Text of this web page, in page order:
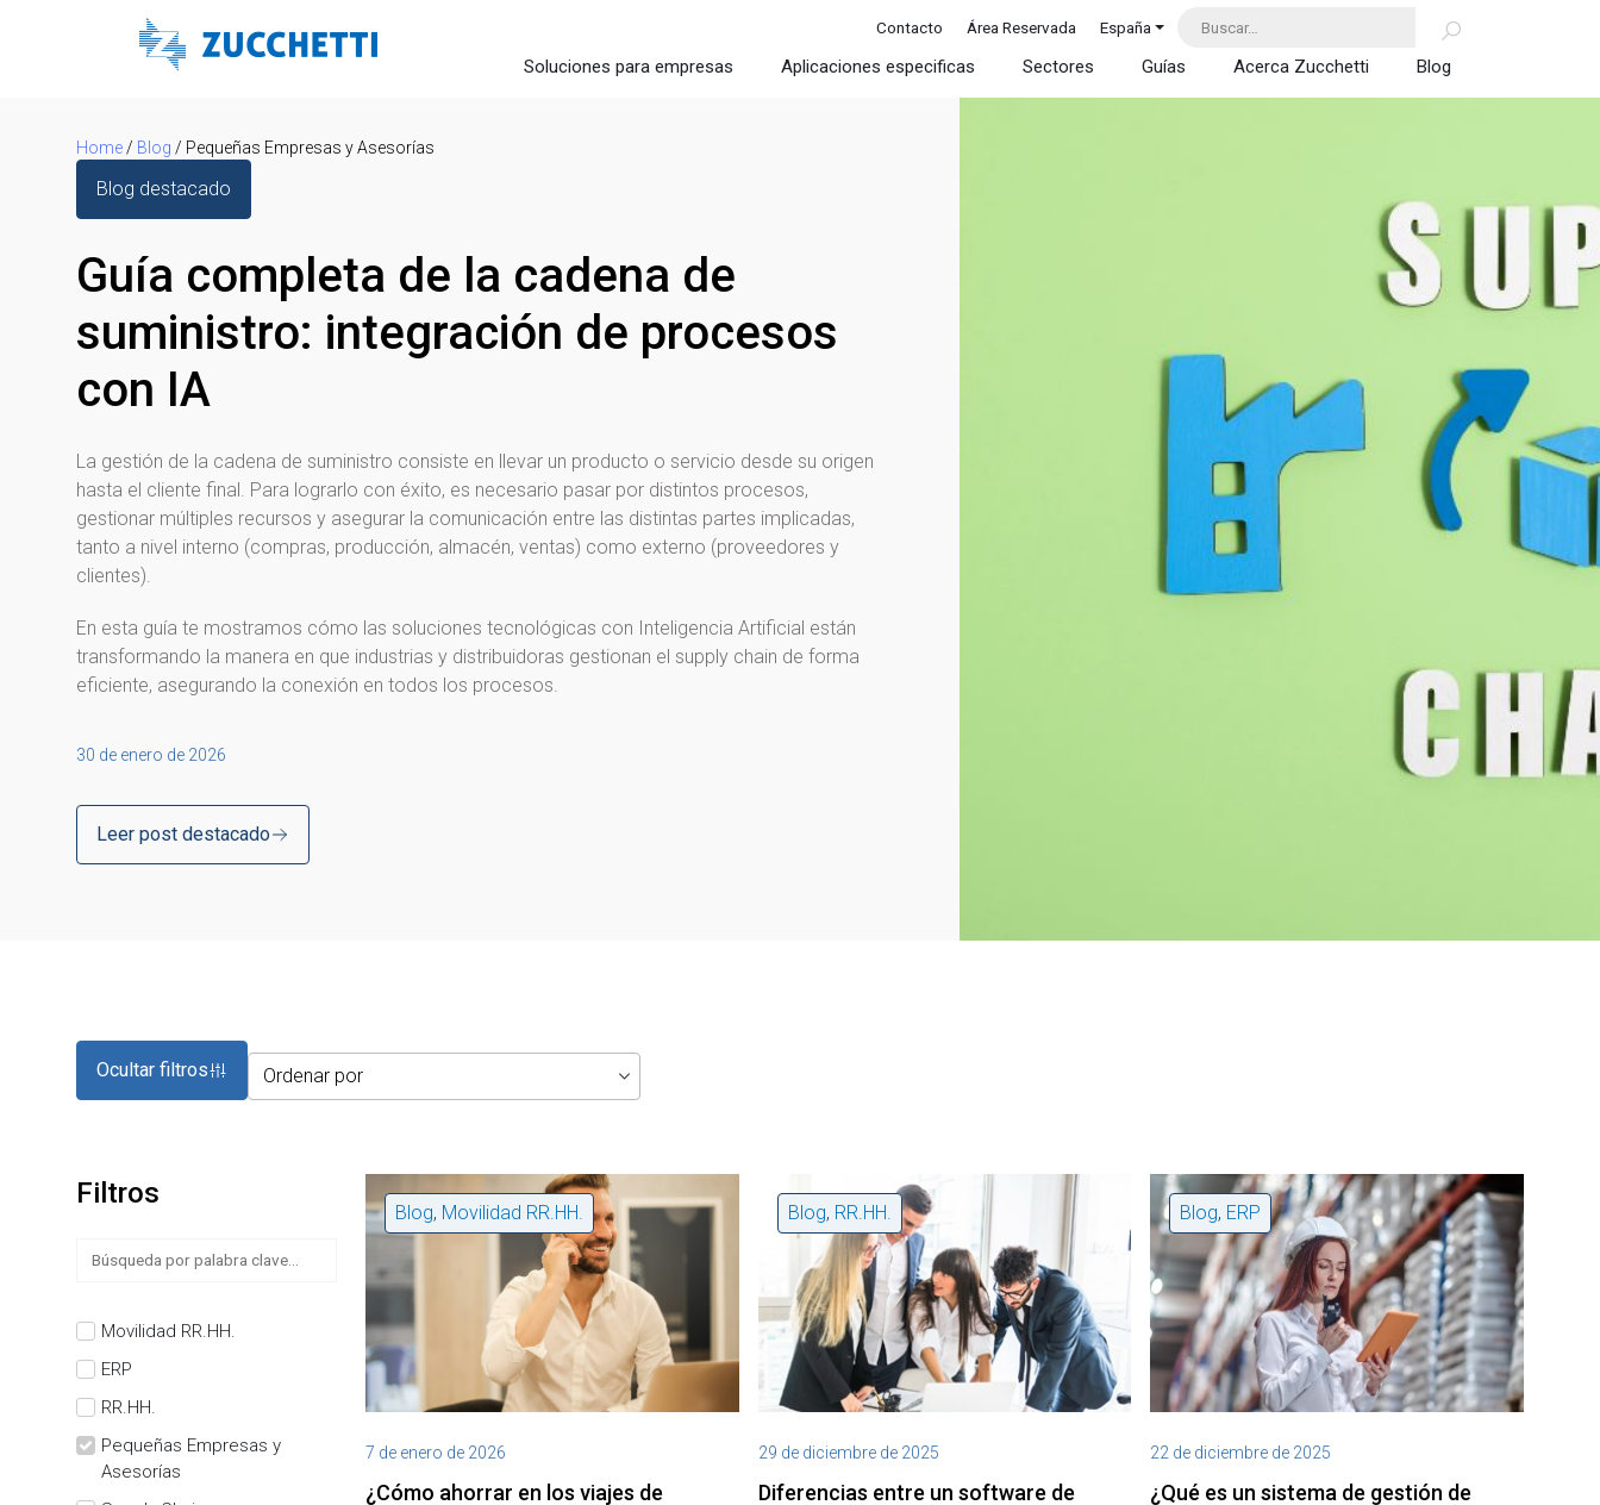
Contacto Área Reservada España
Soluciones para empresas Aplicaciones especificas Sectores Guías Acerca Zucchetti Blog
Home / Blog / Pequeñas Empresas y Asesorías
Blog destacado
Guía completa de la cadena de
suministro: integración de procesos
con IA
La gestión de la cadena de suministro consiste en llevar un producto o servicio desde su origen
hasta el cliente final. Para lograrlo con éxito, es necesario pasar por distintos procesos,
gestionar múltiples recursos y asegurar la comunicación entre las distintas partes implicadas,
tanto a nivel interno (compras, producción, almacén, ventas) como externo (proveedores y
clientes).
En esta guía te mostramos cómo las soluciones tecnológicas con Inteligencia Artificial están
transformando la manera en que industrias y distribuidoras gestionan el supply chain de forma
eficiente, asegurando la conexión en todos los procesos.
30 de enero de 2026
Leer post destacado
Ocultar filtros
Filtros
Movilidad RR.HH.
ERP
RR.HH.
Pequeñas Empresas y
Asesorías
Blog, Movilidad RR.HH.
7 de enero de 2026
¿Cómo ahorrar en los viajes de
Blog, RR.HH.
29 de diciembre de 2025
Diferencias entre un software de
Blog, ERP
22 de diciembre de 2025
¿Qué es un sistema de gestión de